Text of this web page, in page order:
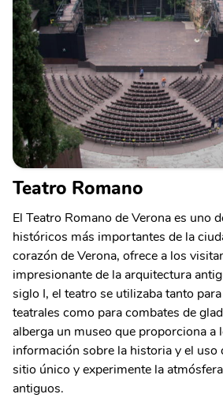
Teatro Romano
El Teatro Romano de Verona es uno
históricos más importantes de la
corazón de Verona, ofrece a los
impresionante de la arquitectura
siglo I, el teatro se utilizaba tanto
teatrales como para combates de
alberga un museo que proporciona a
información sobre la historia y el uso
sitio único y experimente la
antiguos.